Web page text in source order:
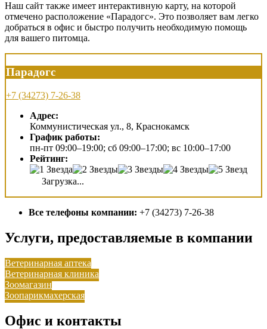
Наш сайт также имеет интерактивную карту, на которой
отмечено расположение «Парадогс». Это позволяет вам легко
добраться в офис и быстро получить необходимую помощь
для вашего питомца.
Парадогс
+7 (34273) 7-26-38
Адрес:
Коммунистическая ул., 8, Краснокамск
График работы:
пн-пт 09:00–19:00; сб 09:00–17:00; вс 10:00–17:00
Рейтинг:
Загрузка...
Все телефоны компании: +7 (34273) 7-26-38
Услуги, предоставляемые в компании
Ветеринарная аптека
Ветеринарная клиника
Зоомагазин
Зоопарикмахерская
Офис и контакты